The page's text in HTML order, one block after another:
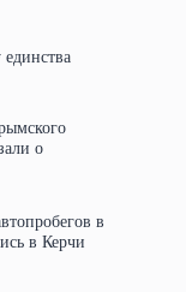
о
в
в Керчи